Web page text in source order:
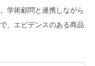
学術顧問と連携しながら
、エビデンスのある商品